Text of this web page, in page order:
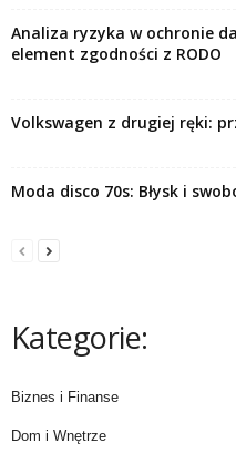
Analiza ryzyka w ochronie
element zgodności z RODO
Volkswagen z drugiej ręki:
Moda disco 70s: Błysk i
Kategorie:
Biznes i Finanse
Dom i Wnętrze